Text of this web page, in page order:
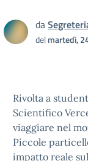
da
delmartedì,
Rivolta a
Scientifico
viaggiare nel
Piccole
impatto reale